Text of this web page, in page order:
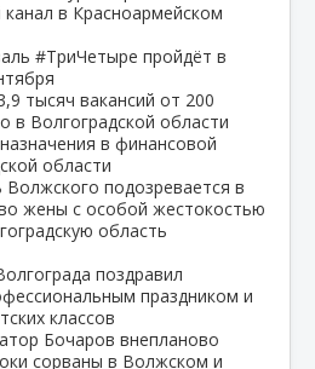
в Красноармейском
#ТриЧетыре пройдёт в
тысяч вакансий от 200
в Волгоградской области
в финансовой
области
Волжского подозревается в
жены с особой жестокостью
область
поздравил
праздником и
классов
Бочаров внепланово
сорваны в Волжском и